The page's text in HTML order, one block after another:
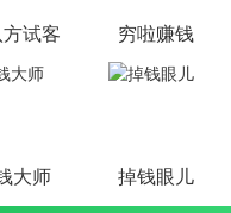
方试客 穷啦赚钱
大师 掉钱眼儿